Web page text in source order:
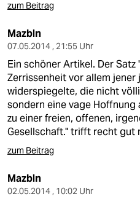
zum Beitrag
Mazbln
07.05.2014 , 21:55 Uhr
Ein schöner Artikel. Der
Zerrissenheit vor allem jener
widerspiegelte, die nicht
sondern eine vage Hoffnung
zu einer freien, offenen,
Gesellschaft." trifft recht gut
zum Beitrag
Mazbln
02.05.2014 , 10:02 Uhr